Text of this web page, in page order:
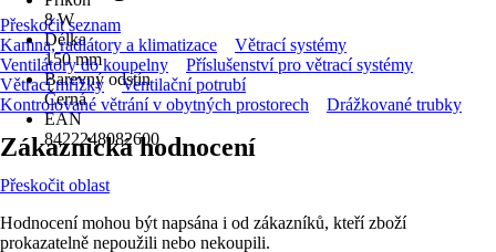
8 W
Délka
150 mm
Barevný odstín
Černá
EAN
8422248082600
Přeskočit seznam
Kamna, radiátory a klimatizace
Větrací systémy
Ventilátory do koupelny
Příslušenství pro větrací systémy
Větrací mřížky
Ventilační potrubí
Kontrolované větrání v obytných prostorech
Drážkované trubky
Zákaznická hodnocení
Přeskočit oblast
Hodnocení mohou být napsána i od zákazníků, kteří zboží
prokazatelně nepoužili nebo nekoupili.